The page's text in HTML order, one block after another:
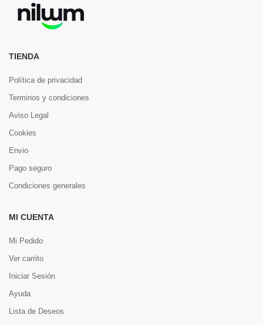
TIENDA
Política de privacidad
Terminos y condiciones
Aviso Legal
Cookies
Envio
Pago seguro
Condiciones generales
MI CUENTA
Mi Pedido
Ver carrito
Iniciar Sesión
Ayuda
Lista de Deseos